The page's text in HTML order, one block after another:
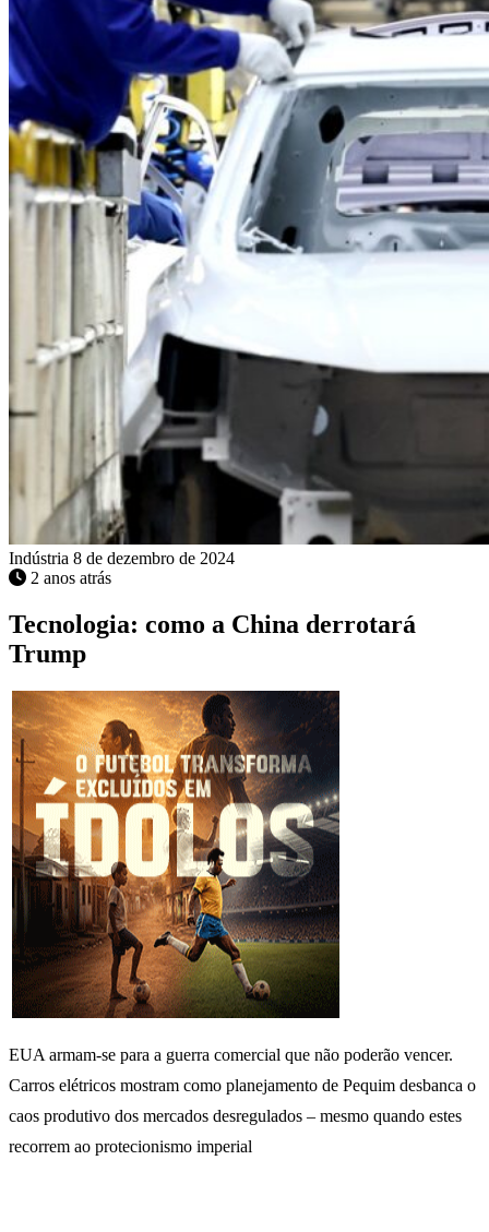
Indústria 8 de dezembro de 2024
2 anos atrás
Tecnologia: como a China derrotará
Trump
EUA armam-se para a guerra comercial que não poderão vencer.
Carros elétricos mostram como planejamento de Pequim desbanca o
caos produtivo dos mercados desregulados – mesmo quando estes
recorrem ao protecionismo imperial